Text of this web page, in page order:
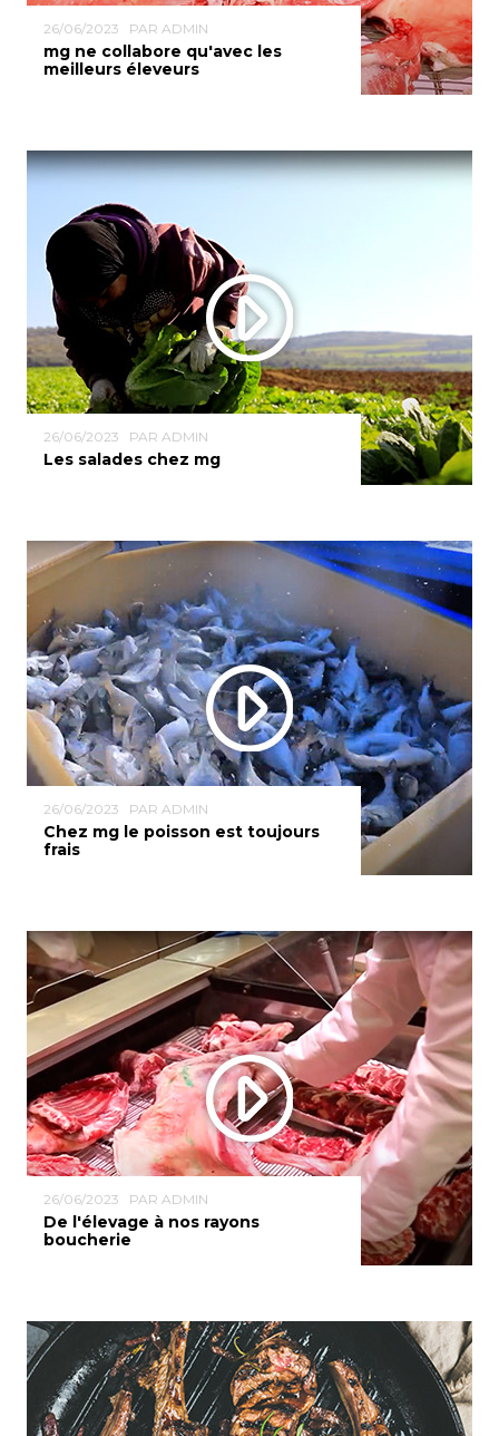
26/06/2023 PAR ADMIN
mg ne collabore qu'avec les
meilleurs éleveurs
26/06/2023 PAR ADMIN
Les salades chez mg
26/06/2023 PAR ADMIN
Chez mg le poisson est toujours
frais
26/06/2023 PAR ADMIN
De l'élevage à nos rayons
boucherie